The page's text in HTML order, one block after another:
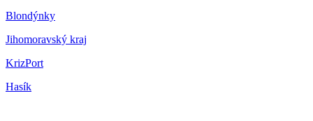
Blondýnky
Jihomoravský kraj
KrizPort
Hasík